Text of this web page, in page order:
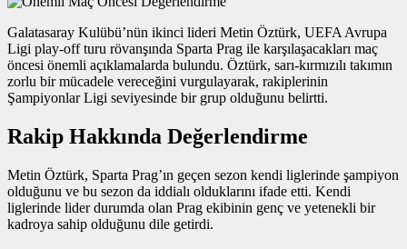
Galatasaray Kulübü’nün ikinci lideri Metin Öztürk, UEFA Avrupa
Ligi play-off turu rövanşında Sparta Prag ile karşılaşacakları maç
öncesi önemli açıklamalarda bulundu. Öztürk, sarı-kırmızılı takımın
zorlu bir mücadele vereceğini vurgulayarak, rakiplerinin
Şampiyonlar Ligi seviyesinde bir grup olduğunu belirtti.
Rakip Hakkında Değerlendirme
Metin Öztürk, Sparta Prag’ın geçen sezon kendi liglerinde şampiyon
olduğunu ve bu sezon da iddialı olduklarını ifade etti. Kendi
liglerinde lider durumda olan Prag ekibinin genç ve yetenekli bir
kadroya sahip olduğunu dile getirdi.